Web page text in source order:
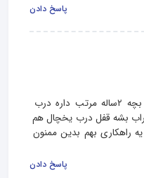
پاسخ دادن
سلام یخچال سایدال جی دارم و یه بچه ۲ساله مرتب داره درب
بشه قفل درب یخچال هم
یه راهکاری بهم بدین ممنون
پاسخ دادن